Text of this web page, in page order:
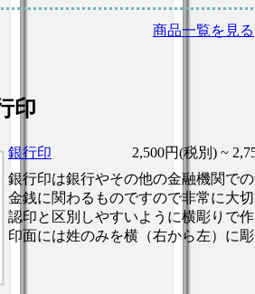
商品一覧を見る
印
銀行印 2,500円(税別) ~
銀行印は銀行やその他の金融機関で
金銭に関わるものですので非常に大
認印と区別しやすいように横彫りで
印面には姓のみを横（右から左）に